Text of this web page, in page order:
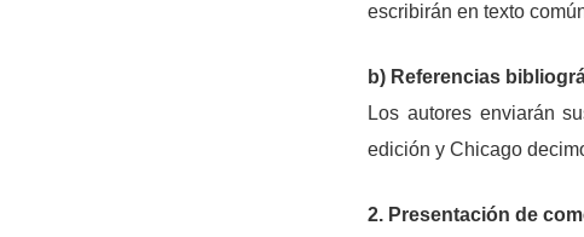
escribirán en texto
b) Referencias
Los autores enviarán
edición y Chicago
2. Presentación de